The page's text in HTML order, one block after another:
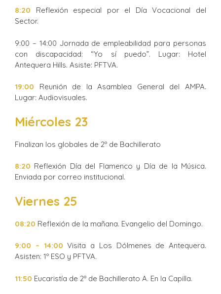
8:20 Reflexión especial por el Día Vocacional del
Sector.
9:00 – 14:00 Jornada de empleabilidad para personas
con discapacidad: “Yo sí puedo”. Lugar: Hotel
Antequera Hills. Asiste: PFTVA.
19:00 Reunión de la Asamblea General del AMPA.
Lugar: Audiovisuales.
Miércoles 23
Finalizan los globales de 2º de Bachillerato
8:20 Reflexión Día del Flamenco y Día de la Música.
Enviada por correo institucional.
Viernes 25
08:20 Reflexión de la mañana. Evangelio del Domingo.
9:00 – 14:00 Visita a Los Dólmenes de Antequera.
Asisten: 1º ESO y PFTVA.
11:50 Eucaristía de 2º de Bachillerato A. En la Capilla.